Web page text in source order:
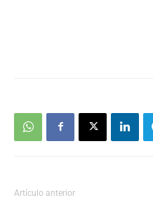
Artículo anterior